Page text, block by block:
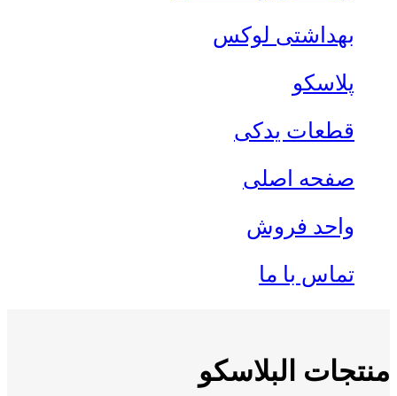
بهداشتی لوکس
پلاسکو
قطعات یدکی
صفحه اصلی
واحد فروش
تماس با ما
منتجات البلاسکو